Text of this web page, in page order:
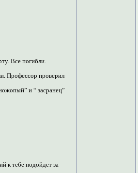
Все погибли.
Профессор проверил
и “ засранец”
к тебе подойдет за